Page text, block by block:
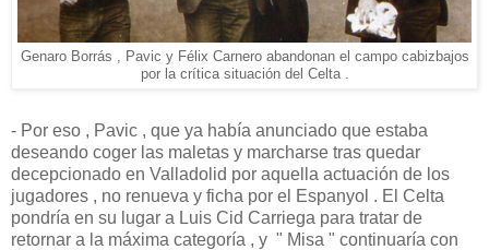
Genaro Borrás , Pavic y Félix Carnero abandonan el campo cabizbajos
por la crítica situación del Celta .
- Por eso , Pavic , que ya había anunciado que estaba
deseando coger las maletas y marcharse tras quedar
decepcionado en Valladolid por aquella actuación de los
jugadores , no renueva y ficha por el Espanyol . El Celta
pondría en su lugar a Luis Cid Carriega para tratar de
retornar a la máxima categoría , y " Misa " continuaría con